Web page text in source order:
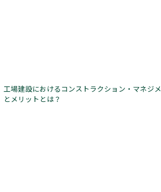
工場建設におけるコンストラクション・マネジ
とメリットとは？